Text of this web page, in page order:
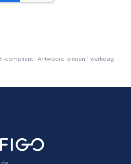
compliant · Antwoord binnen 1 werkdag